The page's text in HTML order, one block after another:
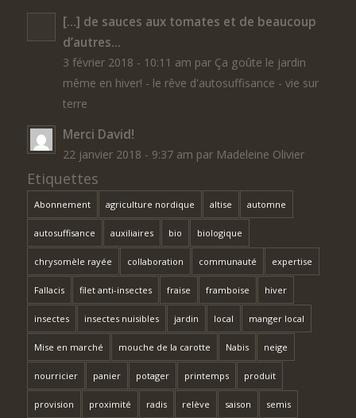
[…] de sauces aux tomates et de beaucoup
d’autres...
3 février 2018 - 10:11 am par Ça goûte le jardin
même en hiver! - le rêve d'autosuffisance - vie sur
terre
Merci David!
22 janvier 2018 - 9:37 am par Madeleine Olivier
Etiquettes
Abonnement agriculture nordique altise automne
autosuffisance auxiliaires bio biologique
chrysomèle rayée collaboration communauté expertise
Fallacis filet anti-insectes fraise framboise hiver
insectes insectes nuisibles jardin local manger local
Mise en marché mouche de la carotte Nabis neige
nourricier panier potager printemps produit
provision proximité radis relève saison semis